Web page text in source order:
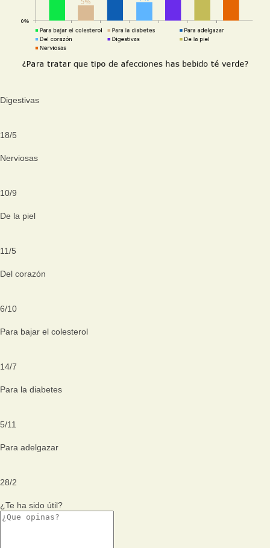
Digestivas
18/5
Nerviosas
10/9
De la piel
11/5
Del corazón
6/10
Para bajar el colesterol
14/7
Para la diabetes
5/11
Para adelgazar
28/2
¿Te ha sido útil?